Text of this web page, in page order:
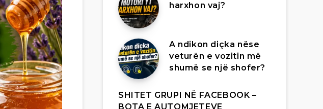
harxhon vaj?
A ndikon diçka nëse
veturën e vozitin më
shumë se një shofer?
SHITET GRUPI NË FACEBOOK –
BOTA E AUTOMJETEVE